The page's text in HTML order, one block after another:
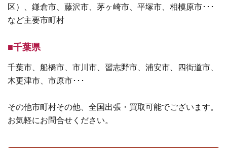
区）、鎌倉市、藤沢市、茅ヶ崎市、平塚市、相模原市･･･
など主要市町村
■千葉県
千葉市、船橋市、市川市、習志野市、浦安市、四街道市、
木更津市、市原市･･･
その他市町村その他、全国出張・買取可能でございます。
お気軽にお問合せください。